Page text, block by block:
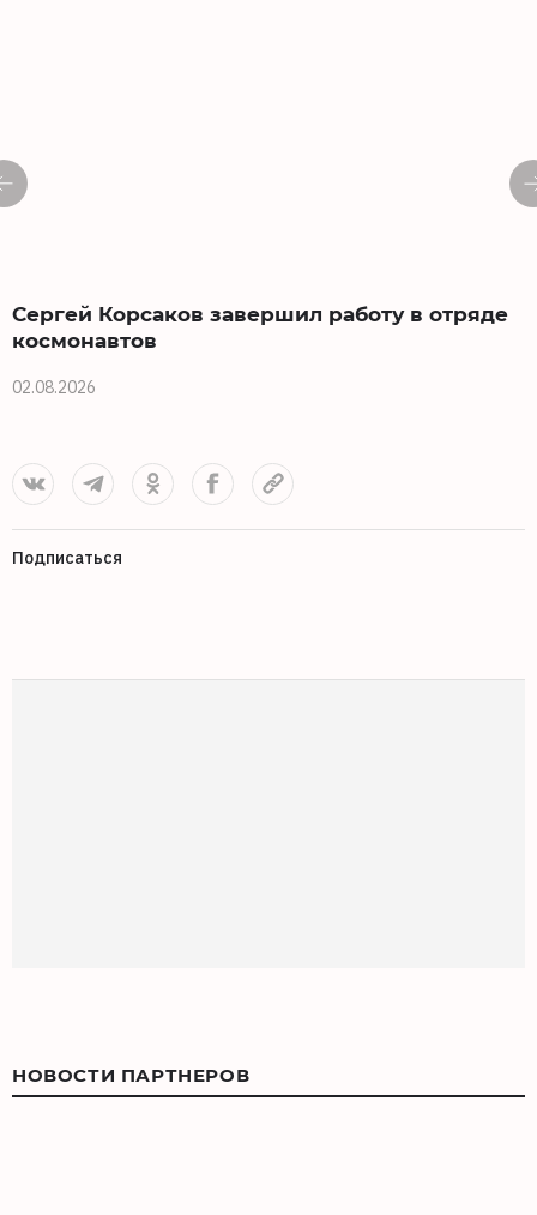
Сергей Корсаков завершил работу в отряде
космонавтов
02.08.2026
Подписаться
НОВОСТИ ПАРТНЕРОВ